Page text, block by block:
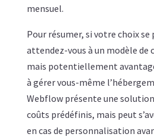
mensuel.
Pour résumer, si votre choix
attendez-vous à un modèle de
mais potentiellement
à gérer vous-même
Webflow présente une
coûts prédéfinis, mais peut
en cas de personnalisation